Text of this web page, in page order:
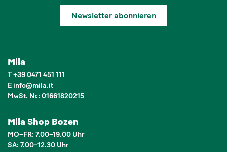
Newsletter abonnieren
Mila
T+39 0471 451 111
E info@mila.it
MwSt. Nr.: 01661820215
Mila Shop Bozen
MO–FR: 7.00–19.00 Uhr
SA: 7.00–12.30 Uhr